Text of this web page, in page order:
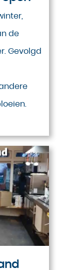
de
Gevolgd